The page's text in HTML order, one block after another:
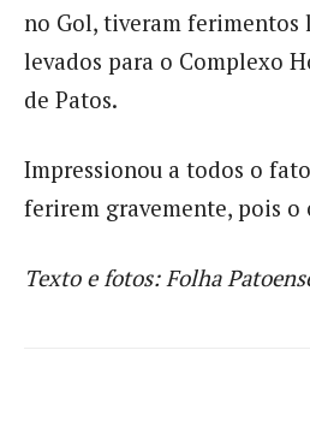
no Gol, tiveram ferimentos
levados para o Complexo
de Patos.
Impressionou a todos o
ferirem gravemente, pois
Texto e fotos: Folha